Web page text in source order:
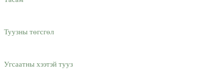
Туузны төгсгөл
Угсаатны хээтэй тууз